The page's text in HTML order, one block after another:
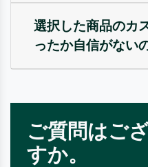
選択した商品のカ
ったか自信がない
ご質問はご
すか。